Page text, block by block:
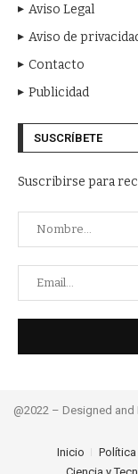
Aviso Legal
Aviso de
Contacto
Publicidad
SUSCRÍBETE
Suscribirse para
@2022 – Designed
Inicio